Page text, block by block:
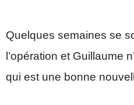
Quelques semaines se
l’opération et Guillaume
qui est une bonne